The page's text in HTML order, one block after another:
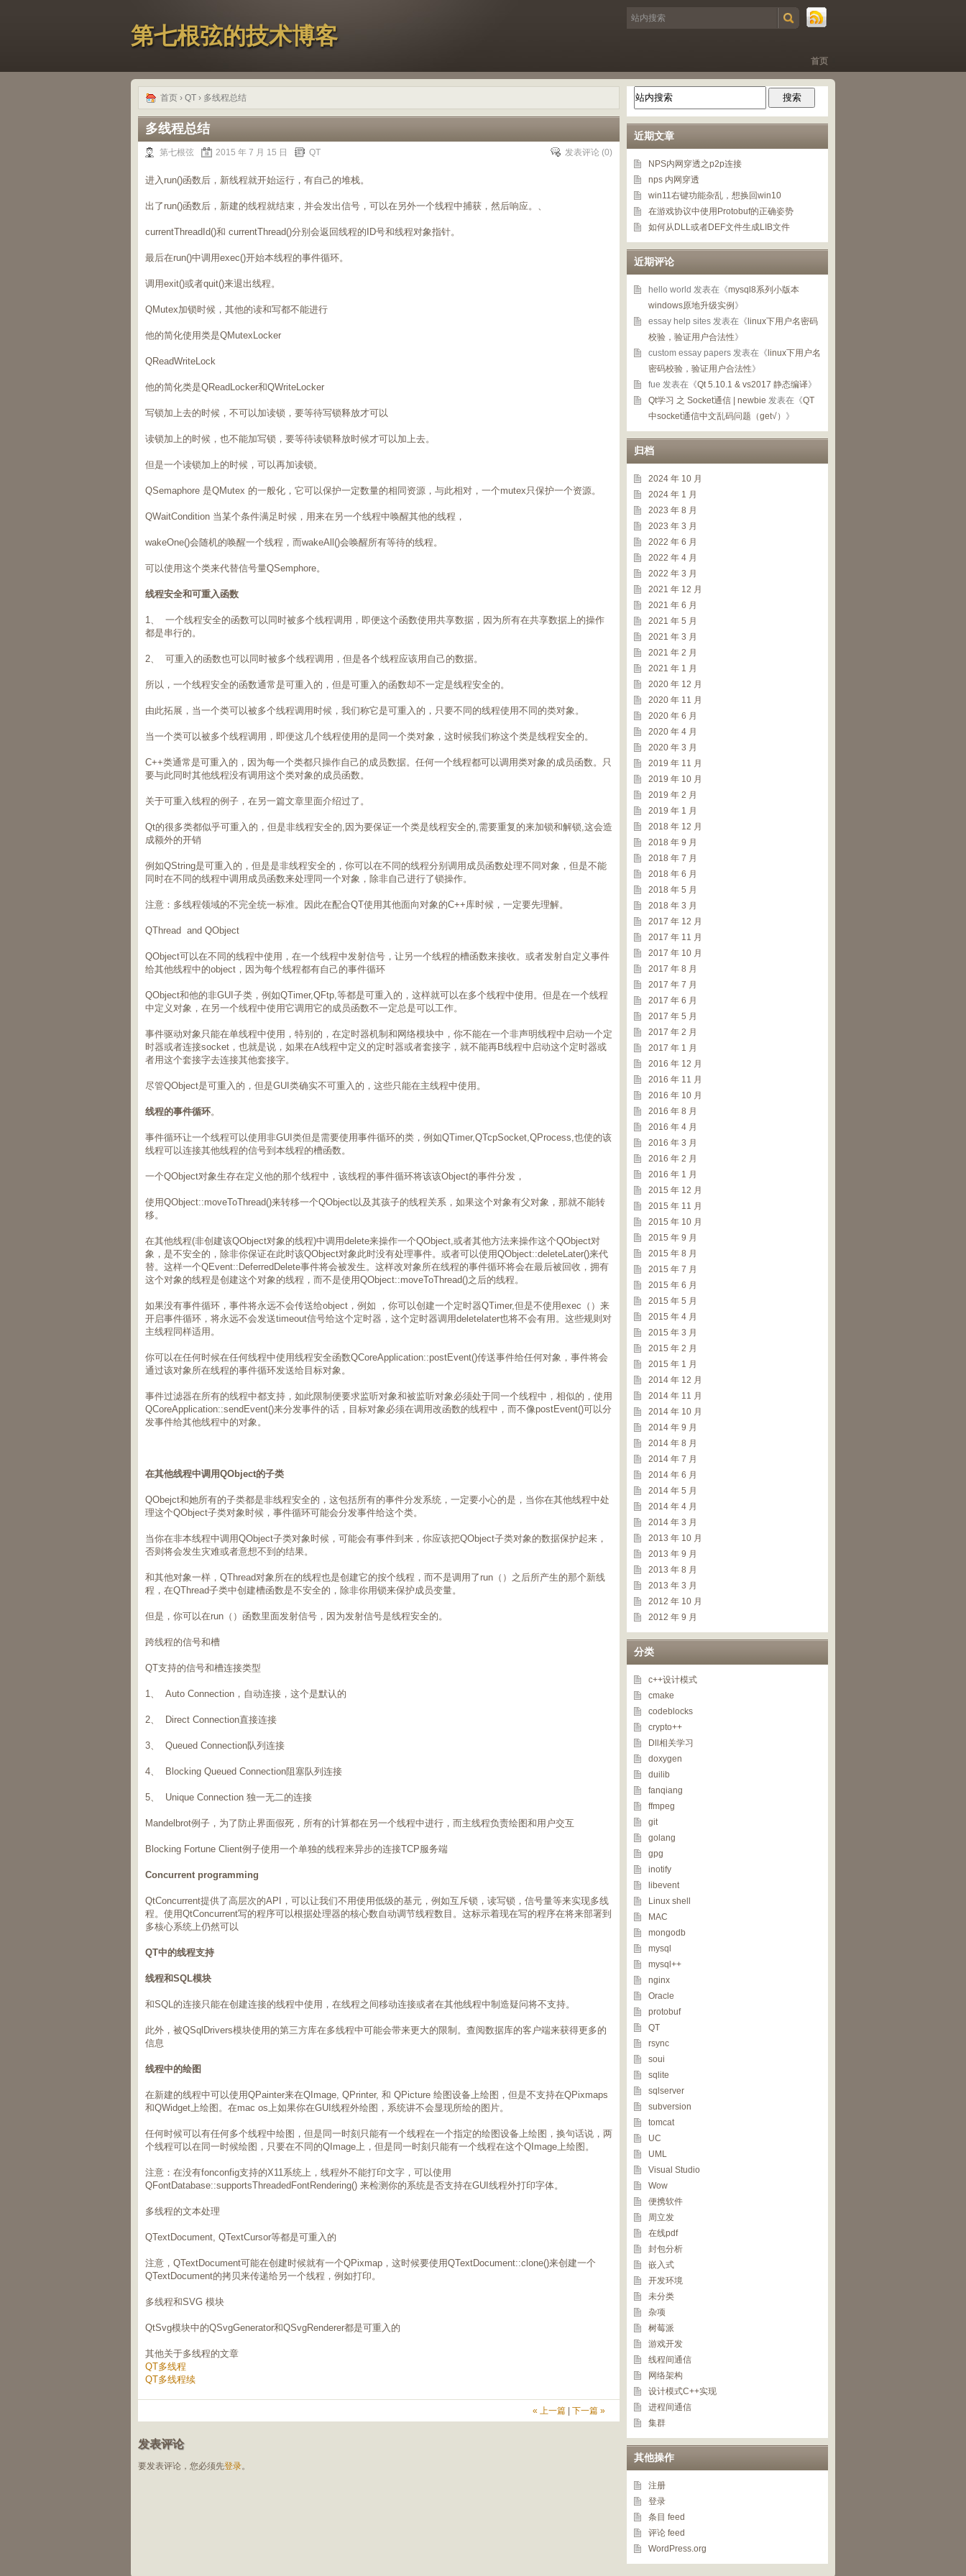
第七根弦的技术博客
首页
首页 › QT › 多线程总结
多线程总结
第七根弦 2015 年 7 月 15 日 QT 发表评论 (0)
进入run()函数后，新线程就开始运行，有自己的堆栈。
出了run()函数后，新建的线程就结束，并会发出信号，可以在另外一个线程中捕获，然后响应。、
currentThreadId()和 currentThread()分别会返回线程的ID号和线程对象指针。
最后在run()中调用exec()开始本线程的事件循环。
调用exit()或者quit()来退出线程。
QMutex加锁时候，其他的读和写都不能进行
他的简化使用类是QMutexLocker
QReadWriteLock
他的简化类是QReadLocker和QWriteLocker
写锁加上去的时候，不可以加读锁，要等待写锁释放才可以
读锁加上的时候，也不能加写锁，要等待读锁释放时候才可以加上去。
但是一个读锁加上的时候，可以再加读锁。
QSemaphore 是QMutex 的一般化，它可以保护一定数量的相同资源，与此相对，一个mutex只保护一个资源。
QWaitCondition 当某个条件满足时候，用来在另一个线程中唤醒其他的线程，
wakeOne()会随机的唤醒一个线程，而wakeAll()会唤醒所有等待的线程。
可以使用这个类来代替信号量QSemphore。
线程安全和可重入函数
1、 一个线程安全的函数可以同时被多个线程调用，即便这个函数使用共享数据，因为所有在共享数据上的操作
都是串行的。
2、 可重入的函数也可以同时被多个线程调用，但是各个线程应该用自己的数据。
所以，一个线程安全的函数通常是可重入的，但是可重入的函数却不一定是线程安全的。
由此拓展，当一个类可以被多个线程调用时候，我们称它是可重入的，只要不同的线程使用不同的类对象。
当一个类可以被多个线程调用，即便这几个线程使用的是同一个类对象，这时候我们称这个类是线程安全的。
C++类通常是可重入的，因为每一个类都只操作自己的成员数据。任何一个线程都可以调用类对象的成员函数。只
要与此同时其他线程没有调用这个类对象的成员函数。
关于可重入线程的例子，在另一篇文章里面介绍过了。
Qt的很多类都似乎可重入的，但是非线程安全的,因为要保证一个类是线程安全的,需要重复的来加锁和解锁,这会造
成额外的开销
例如QString是可重入的，但是是非线程安全的，你可以在不同的线程分别调用成员函数处理不同对象，但是不能
同时在不同的线程中调用成员函数来处理同一个对象，除非自己进行了锁操作。
注意：多线程领域的不完全统一标准。因此在配合QT使用其他面向对象的C++库时候，一定要先理解。
QThread and QObject
QObject可以在不同的线程中使用，在一个线程中发射信号，让另一个线程的槽函数来接收。或者发射自定义事件
给其他线程中的object，因为每个线程都有自己的事件循环
QObject和他的非GUI子类，例如QTimer,QFtp,等都是可重入的，这样就可以在多个线程中使用。但是在一个线程
中定义对象，在另一个线程中使用它调用它的成员函数不一定总是可以工作。
事件驱动对象只能在单线程中使用，特别的，在定时器机制和网络模块中，你不能在一个非声明线程中启动一个定
时器或者连接socket，也就是说，如果在A线程中定义的定时器或者套接字，就不能再B线程中启动这个定时器或
者用这个套接字去连接其他套接字。
尽管QObject是可重入的，但是GUI类确实不可重入的，这些只能在主线程中使用。
线程的事件循环。
事件循环让一个线程可以使用非GUI类但是需要使用事件循环的类，例如QTimer,QTcpSocket,QProcess,也使的该
线程可以连接其他线程的信号到本线程的槽函数。
一个QObject对象生存在定义他的那个线程中，该线程的事件循环将该该Object的事件分发，
使用QObject::moveToThread()来转移一个QObject以及其孩子的线程关系，如果这个对象有父对象，那就不能转
移。
在其他线程(非创建该QObject对象的线程)中调用delete来操作一个QObject,或者其他方法来操作这个QObject对
象，是不安全的，除非你保证在此时该QObject对象此时没有处理事件。或者可以使用QObject::deleteLater()来代
替。这样一个QEvent::DeferredDelete事件将会被发生。这样改对象所在线程的事件循环将会在最后被回收，拥有
这个对象的线程是创建这个对象的线程，而不是使用QObject::moveToThread()之后的线程。
如果没有事件循环，事件将永远不会传送给object，例如 ，你可以创建一个定时器QTimer,但是不使用exec（）来
开启事件循环，将永远不会发送timeout信号给这个定时器，这个定时器调用deletelater也将不会有用。这些规则对
主线程同样适用。
你可以在任何时候在任何线程中使用线程安全函数QCoreApplication::postEvent()传送事件给任何对象，事件将会
通过该对象所在线程的事件循环发送给目标对象。
事件过滤器在所有的线程中都支持，如此限制便要求监听对象和被监听对象必须处于同一个线程中，相似的，使用
QCoreApplication::sendEvent()来分发事件的话，目标对象必须在调用改函数的线程中，而不像postEvent()可以分
发事件给其他线程中的对象。
在其他线程中调用QObject的子类
QObejct和她所有的子类都是非线程安全的，这包括所有的事件分发系统，一定要小心的是，当你在其他线程中处
理这个QObject子类对象时候，事件循环可能会分发事件给这个类。
当你在非本线程中调用QObject子类对象时候，可能会有事件到来，你应该把QObject子类对象的数据保护起来，
否则将会发生灾难或者意想不到的结果。
和其他对象一样，QThread对象所在的线程也是创建它的按个线程，而不是调用了run（）之后所产生的那个新线
程，在QThread子类中创建槽函数是不安全的，除非你用锁来保护成员变量。
但是，你可以在run（）函数里面发射信号，因为发射信号是线程安全的。
跨线程的信号和槽
QT支持的信号和槽连接类型
1、 Auto Connection，自动连接，这个是默认的
2、 Direct Connection直接连接
3、 Queued Connection队列连接
4、 Blocking Queued Connection阻塞队列连接
5、 Unique Connection 独一无二的连接
Mandelbrot例子，为了防止界面假死，所有的计算都在另一个线程中进行，而主线程负责绘图和用户交互
Blocking Fortune Client例子使用一个单独的线程来异步的连接TCP服务端
Concurrent programming
QtConcurrent提供了高层次的API，可以让我们不用使用低级的基元，例如互斥锁，读写锁，信号量等来实现多线
程。使用QtConcurrent写的程序可以根据处理器的核心数自动调节线程数目。这标示着现在写的程序在将来部署到
多核心系统上仍然可以
QT中的线程支持
线程和SQL模块
和SQL的连接只能在创建连接的线程中使用，在线程之间移动连接或者在其他线程中制造疑问将不支持。
此外，被QSqlDrivers模块使用的第三方库在多线程中可能会带来更大的限制。查阅数据库的客户端来获得更多的
信息
线程中的绘图
在新建的线程中可以使用QPainter来在QImage, QPrinter, 和 QPicture 绘图设备上绘图，但是不支持在QPixmaps
和QWidget上绘图。在mac os上如果你在GUI线程外绘图，系统讲不会显现所绘的图片。
任何时候可以有任何多个线程中绘图，但是同一时刻只能有一个线程在一个指定的绘图设备上绘图，换句话说，两
个线程可以在同一时候绘图，只要在不同的QImage上，但是同一时刻只能有一个线程在这个QImage上绘图。
注意：在没有fonconfig支持的X11系统上，线程外不能打印文字，可以使用
QFontDatabase::supportsThreadedFontRendering() 来检测你的系统是否支持在GUI线程外打印字体。
多线程的文本处理
QTextDocument, QTextCursor等都是可重入的
注意，QTextDocument可能在创建时候就有一个QPixmap，这时候要使用QTextDocument::clone()来创建一个
QTextDocument的拷贝来传递给另一个线程，例如打印。
多线程和SVG 模块
QtSvg模块中的QSvgGenerator和QSvgRenderer都是可重入的
其他关于多线程的文章
QT多线程
QT多线程续
« 上一篇 下一篇 »
发表评论
要发表评论，您必须先登录。
近期文章
NPS内网穿透之p2p连接
nps 内网穿透
win11右键功能杂乱，想换回win10
在游戏协议中使用Protobuf的正确姿势
如何从DLL或者DEF文件生成LIB文件
近期评论
hello world 发表在《mysql8系列小版本
windows原地升级实例 》
essay help sites 发表在《 linux下用户名密码
校验，验证用户合法性》
custom essay papers 发表在《 linux下用户名
密码校验，验证用户合法性》
fue 发表在《Qt 5.10.1 & vs2017 静态编译》
Qt学习 之 Socket通信 | newbie 发表在《QT
中socket通信中文乱码问题（get√） 》
归档
2024 年 10 月
2024 年 1 月
2023 年 8 月
2023 年 3 月
2022 年 6 月
2022 年 4 月
2022 年 3 月
2021 年 12 月
2021 年 6 月
2021 年 5 月
2021 年 3 月
2021 年 2 月
2021 年 1 月
2020 年 12 月
2020 年 11 月
2020 年 6 月
2020 年 4 月
2020 年 3 月
2019 年 11 月
2019 年 10 月
2019 年 2 月
2019 年 1 月
2018 年 12 月
2018 年 9 月
2018 年 7 月
2018 年 6 月
2018 年 5 月
2018 年 3 月
2017 年 12 月
2017 年 11 月
2017 年 10 月
2017 年 8 月
2017 年 7 月
2017 年 6 月
2017 年 5 月
2017 年 2 月
2017 年 1 月
2016 年 12 月
2016 年 11 月
2016 年 10 月
2016 年 8 月
2016 年 4 月
2016 年 3 月
2016 年 2 月
2016 年 1 月
2015 年 12 月
2015 年 11 月
2015 年 10 月
2015 年 9 月
2015 年 8 月
2015 年 7 月
2015 年 6 月
2015 年 5 月
2015 年 4 月
2015 年 3 月
2015 年 2 月
2015 年 1 月
2014 年 12 月
2014 年 11 月
2014 年 10 月
2014 年 9 月
2014 年 8 月
2014 年 7 月
2014 年 6 月
2014 年 5 月
2014 年 4 月
2014 年 3 月
2013 年 10 月
2013 年 9 月
2013 年 8 月
2013 年 3 月
2012 年 10 月
2012 年 9 月
分类
c++设计模式
cmake
codeblocks
crypto++
Dll相关学习
doxygen
duilib
fanqiang
ffmpeg
git
golang
gpg
inotify
libevent
Linux shell
MAC
mongodb
mysql
mysql++
nginx
Oracle
protobuf
QT
rsync
soui
sqlite
sqlserver
subversion
tomcat
UC
UML
Visual Studio
Wow
便携软件
周立发
在线pdf
封包分析
嵌入式
开发环境
未分类
杂项
树莓派
游戏开发
线程间通信
网络架构
设计模式C++实现
进程间通信
集群
其他操作
注册
登录
条目 feed
评论 feed
WordPress.org